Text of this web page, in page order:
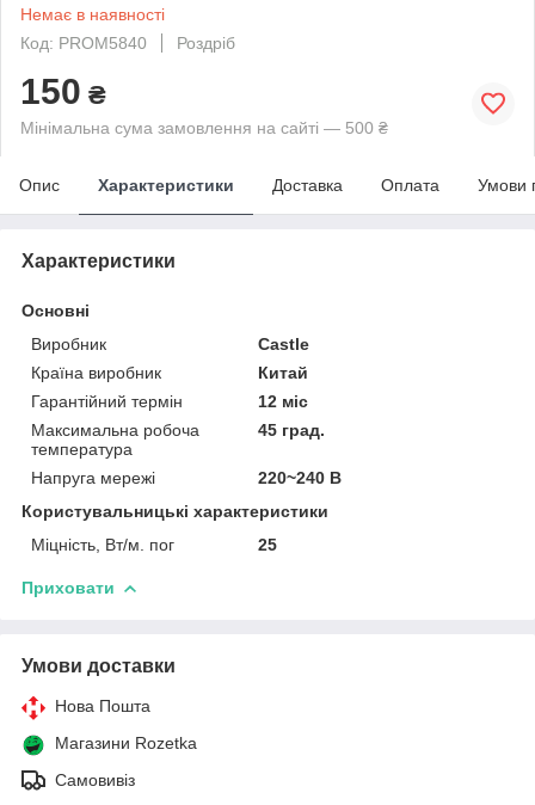
Немає в наявності
Код: PROM5840
Роздріб
150 ₴
Мінімальна сума замовлення на сайті — 500 ₴
Опис Характеристики Доставка Оплата Умови
Характеристики
Основні
Виробник
Castle
Країна виробник
Китай
Гарантійний термін
12 міс
Максимальна робоча
температура
45 град.
Напруга мережі
220~240 В
Користувальницькі характеристики
Міцність, Вт/м. пог
25
Приховати
Умови доставки
Нова Пошта
Магазини Rozetka
Самовивіз